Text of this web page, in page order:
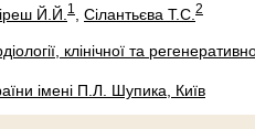
Й.Й. 1 Сілантьєва Т.С. 2
клінічної та
імені П.Л. Шупика, Київ